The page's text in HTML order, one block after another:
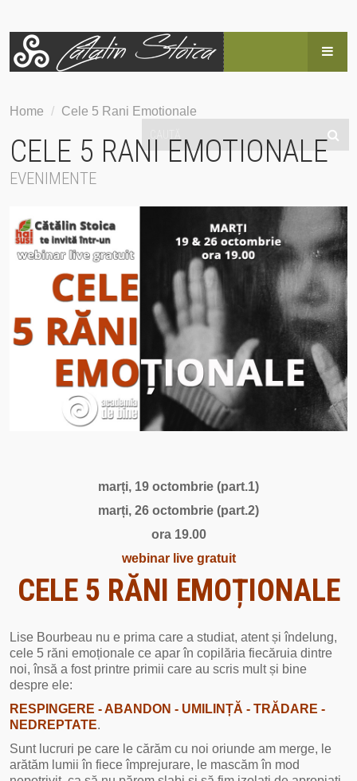
POVESTEA LUI CĂTĂLIN
EVENIMENTE
HAI SUS!
CONTACT
Home / Cele 5 Rani Emotionale
CELE 5 RANI EMOTIONALE
EVENIMENTE
marți, 19 octombrie (part.1)
marți, 26 octombrie (part.2)
ora 19.00
webinar live gratuit
CELE 5 RĂNI EMOȚIONALE
Lise Bourbeau nu e prima care a studiat, atent și îndelung,
cele 5 răni emoționale ce apar în copilăria fiecăruia dintre
noi, însă a fost printre primii care au scris mult și bine
despre ele:
RESPINGERE - ABANDON - UMILINȚĂ - TRĂDARE -
NEDREPTATE.
Sunt lucruri pe care le cărăm cu noi oriunde am merge, le
arătăm lumii în fiece împrejurare, le mascăm în mod